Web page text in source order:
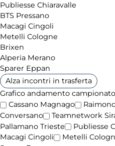
Publiesse Chiaravalle
BTS Pressano
Macagi Cingoli
Metelli Cologne
Brixen
Alperia Merano
Sparer Eppan
Alza incontri in trasferta
Grafico andamento campionato
Cassano Magnago
Conversano
Teamnetwork
Pallamano Trieste
Publiesse
Macagi Cingoli
Metelli